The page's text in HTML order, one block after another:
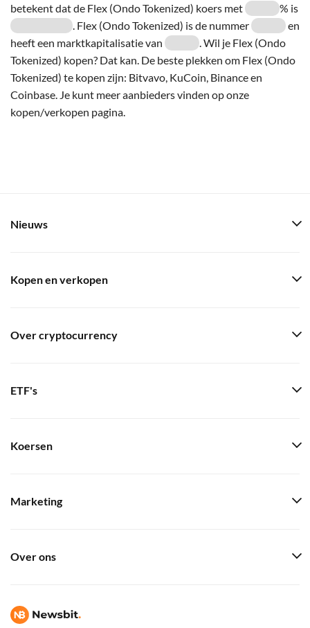
betekent dat de Flex (Ondo Tokenized) koers met
% is
. Flex (Ondo Tokenized) is de nummer
en
heeft een marktkapitalisatie van
. Wil je Flex (Ondo
Tokenized) kopen? Dat kan. De beste plekken om Flex (Ondo
Tokenized) te kopen zijn: Bitvavo, KuCoin, Binance en
Coinbase. Je kunt meer aanbieders vinden op onze
kopen/verkopen pagina.
Nieuws
Kopen en verkopen
Over cryptocurrency
ETF's
Koersen
Marketing
Over ons